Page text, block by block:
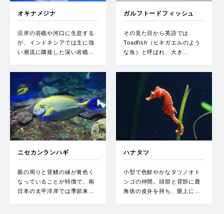
オキナメジナ
沿岸の岩礁や河口に生息する
が、インドネシアでは主に強
い潮流に隣接した深い岩礁…
ガルフトードフィッシュ
その見た目から英語では
Toadfish（ヒキガエルのよう
な魚）と呼ばれ、大き…
ニセカンランハギ
眼の周りと背鰭の縁が黄色く
なっていることが特徴で、南
日本の太平洋岸では季節来…
ハナタツ
小型で色鮮やかなタツノオト
シゴの仲間。頭部と背部に鹿
角状の皮弁を持ち、眼上に…